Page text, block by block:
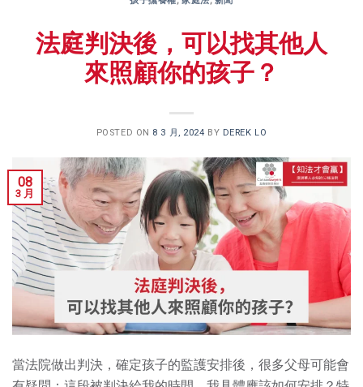
法庭判決後，可以找其他人
來照顧你的孩子？
POSTED ON 8 3 月, 2024 BY DEREK LO
08
3 月
當法院做出判決，確定孩子的監護安排後，很多父母可能會